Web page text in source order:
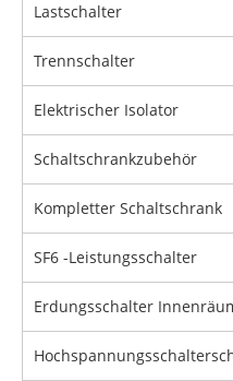
Lastschalter
Trennschalter
Elektrischer Isolator
Schaltschrankzubehör
Kompletter Schaltschrank
SF6 -Leistungsschalter
Erdungsschalter